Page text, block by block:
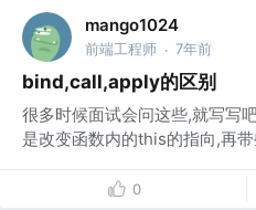
mango1024
前端工程师 · 7年前
bind,call,apply的区别
很多时候面试会问这些,就写写
是改变函数内的this的指向,再带
0